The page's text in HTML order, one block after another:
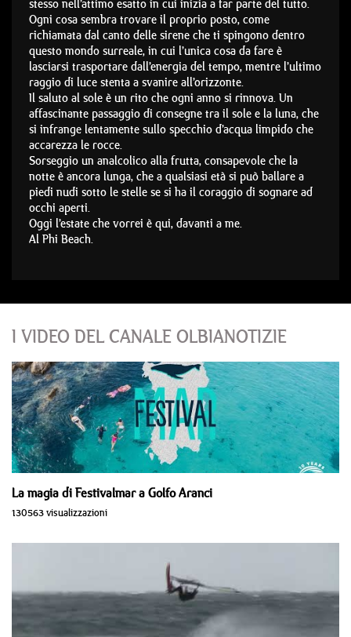
stesso nell’attimo esatto in cui inizia a far parte del tutto.
Ogni cosa sembra trovare il proprio posto, come
richiamata dal canto delle sirene che ti spingono dentro
questo mondo surreale, in cui l’unica cosa da fare è
lasciarsi trasportare dall’energia del tempo, mentre l’ultimo
raggio di luce stenta a svanire all’orizzonte.
Il saluto al sole è un rito che ogni anno si rinnova. Un
affascinante passaggio di consegne tra il sole e la luna, che
si infrange lentamente sullo specchio d’acqua limpido che
accarezza le rocce.
Sorseggio un analcolico alla frutta, consapevole che la
notte è ancora lunga, che a qualsiasi età si può ballare a
piedi nudi sotto le stelle se si ha il coraggio di sognare ad
occhi aperti.
Oggi l’estate che vorrei è qui, davanti a me.
Al Phi Beach.
I VIDEO DEL CANALE OLBIANOTIZIE
La magia di Festivalmar a Golfo Aranci
130563 visualizzazioni